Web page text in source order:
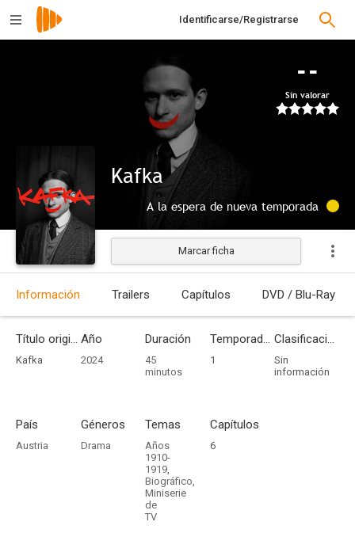
Identificarse/Registrarse
--
Sin valorar
Kafka
A la espera de nueva temporada
Marcar ficha
Información Trailers Capítulos DVD / Blu-Ray
Título original
Kafka
Año
2024
Duración
45
minutos
Temporadas
1
Clasificación por edades
Sin
información
País
Austria
Géneros
Drama
Temas
Años
1910-
1919,
Biográfico,
Miniserie
de
TV
Capítulos
6